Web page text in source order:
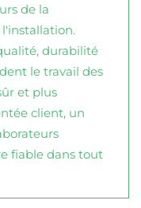
de la
durabilité
le travail des
et plus
client, un
fiable dans tout